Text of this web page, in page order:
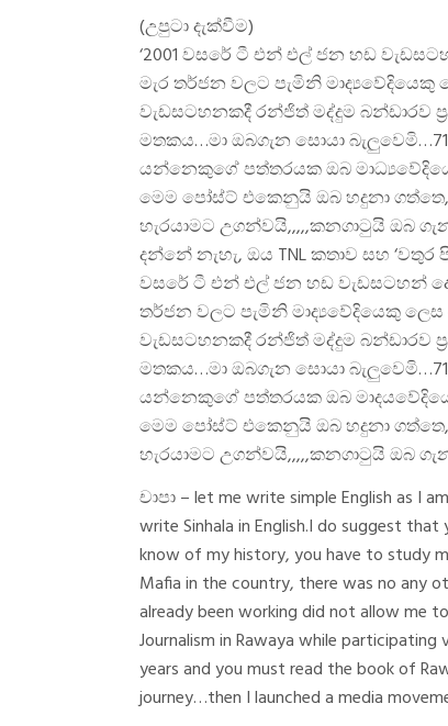
(උපුටා දැක්වීම)
‘2001 වසරේ ටී එන් එල් ජන හඩ
මැර තර්ජන වලට පැමිනි
වැඩසටහනකදී රන්ජිත් මද්දුම බන්ඩාරව
මතකය…මා ඔබගැන සොයා
යන්නෙකුගේ පත්තරයක ඔබ
මෙම පෝස්ට් එකෙනුයි ඔබ හදුනා
හැරයාමට උගන්වයි,,,,,කනගාටුයි ඔබ
දන්නේ නැහැ, ඔය TNL කතාව සහ
වසරේ ටී එන් එල් ජන හඩ වැඩසටහන්
තර්ජන වලට පැමිනි මාද්‍යවේදියෙකු
වැඩසටහනකදී රන්ජිත් මද්දුම බන්ඩාරව
මතකය…මා ඔබගැන සොයා
යන්නෙකුගේ පත්තරයක ඔබ
මෙම පෝස්ට් එකෙනුයි ඔබ හදුනා
හැරයාමට උගන්වයි,,,,,කනගාටුයි ඔබ
චාපා – let me write simple English as I
write Sinhala in English.I do suggest
know of my history, you have to study
Mafia in the country, there was no any
already been working did not allow me
Journalism in Rawaya while
years and you must read the book of
journey…then I launched a media